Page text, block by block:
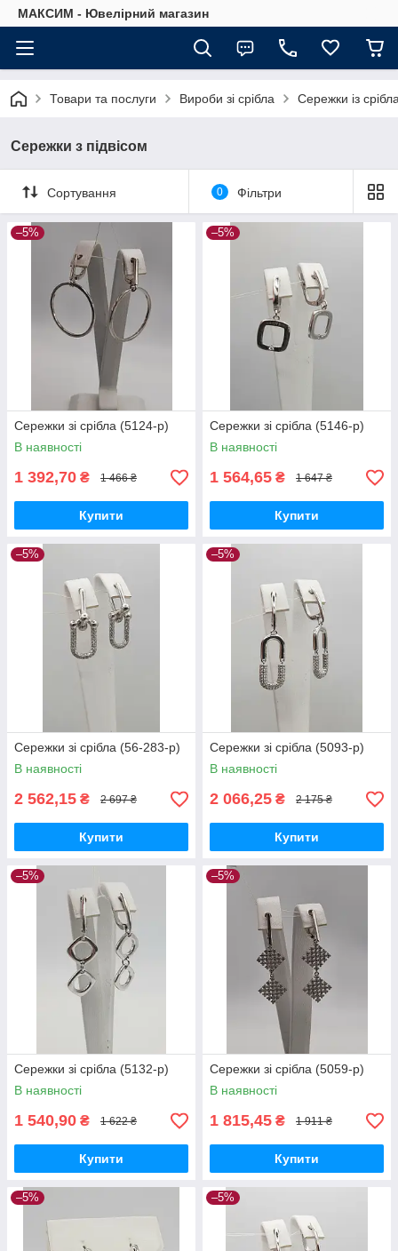
МАКСИМ - Ювелірний магазин
Товари та послуги Вироби зі срібла Сережки із
Сережки з підвісом
Сортування 0 Фільтри
–5%
Сережки зі срібла (5124-р)
В наявності
1 392,70 ₴ 1 466 ₴
Купити
–5%
Сережки зі срібла (5146-р)
В наявності
1 564,65 ₴ 1 647 ₴
Купити
–5%
Сережки зі срібла (56-283-р)
В наявності
2 562,15 ₴ 2 697 ₴
Купити
–5%
Сережки зі срібла (5093-р)
В наявності
2 066,25 ₴ 2 175 ₴
Купити
–5%
Сережки зі срібла (5132-р)
В наявності
1 540,90 ₴ 1 622 ₴
Купити
–5%
Сережки зі срібла (5059-р)
В наявності
1 815,45 ₴ 1 911 ₴
Купити
–5% –5%